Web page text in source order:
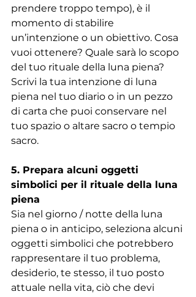
prendere troppo tempo), è il
momento di stabilire
un’intenzione o un obiettivo. Cosa
vuoi ottenere? Quale sarà lo scopo
del tuo rituale della luna piena?
Scrivi la tua intenzione di luna
piena nel tuo diario o in un pezzo
di carta che puoi conservare nel
tuo spazio o altare sacro o tempio
sacro.
5. Prepara alcuni oggetti
simbolici per il rituale della luna
piena
Sia nel giorno / notte della luna
piena o in anticipo, seleziona alcuni
oggetti simbolici che potrebbero
rappresentare il tuo problema,
desiderio, te stesso, il tuo posto
attuale nella vita, ciò che devi